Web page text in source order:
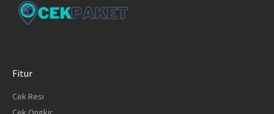
Fitur
Cek Resi